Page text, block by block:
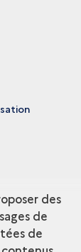
des
de
de